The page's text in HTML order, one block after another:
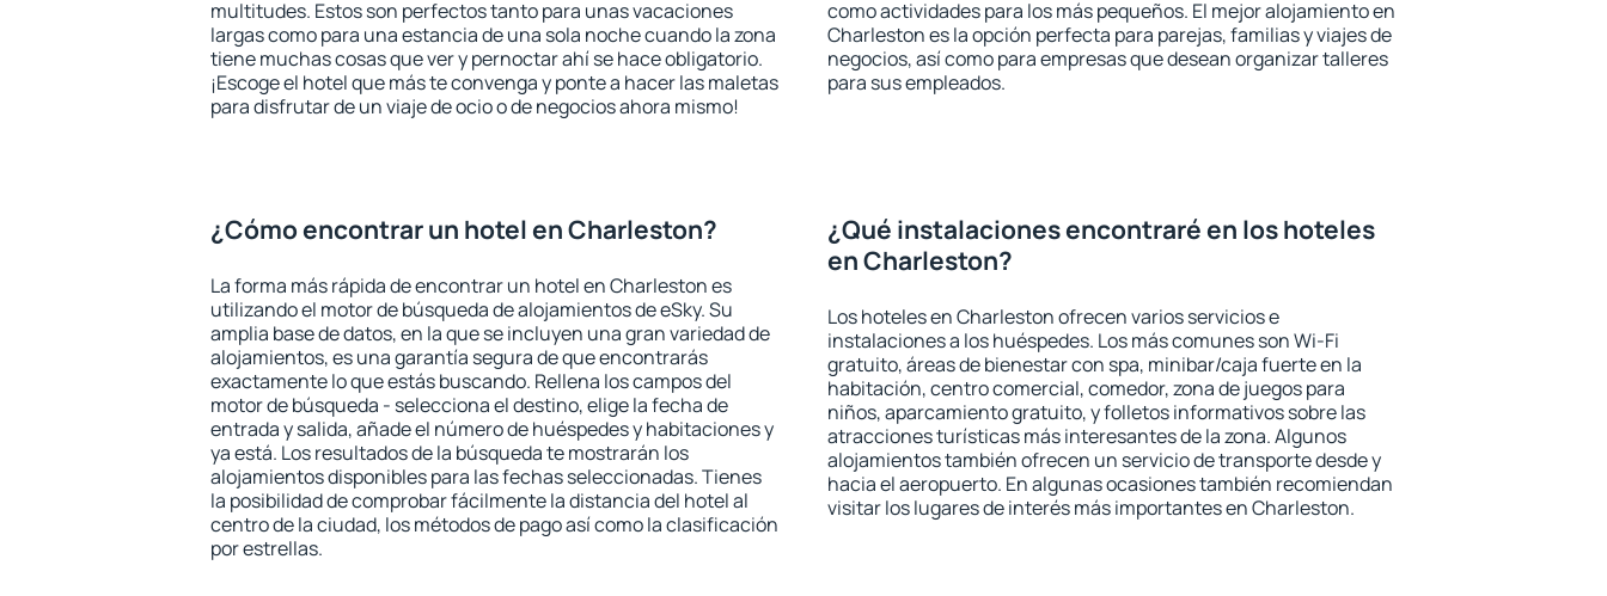
multitudes. Estos son perfectos tanto para unas vacaciones
largas como para una estancia de una sola noche cuando la zona
tiene muchas cosas que ver y pernoctar ahí se hace obligatorio.
¡Escoge el hotel que más te convenga y ponte a hacer las maletas
para disfrutar de un viaje de ocio o de negocios ahora mismo!
como actividades para los más pequeños. El mejor alojamiento en
Charleston es la opción perfecta para parejas, familias y viajes de
negocios, así como para empresas que desean organizar talleres
para sus empleados.
¿Cómo encontrar un hotel en Charleston?
La forma más rápida de encontrar un hotel en Charleston es
utilizando el motor de búsqueda de alojamientos de eSky. Su
amplia base de datos, en la que se incluyen una gran variedad de
alojamientos, es una garantía segura de que encontrarás
exactamente lo que estás buscando. Rellena los campos del
motor de búsqueda - selecciona el destino, elige la fecha de
entrada y salida, añade el número de huéspedes y habitaciones y
ya está. Los resultados de la búsqueda te mostrarán los
alojamientos disponibles para las fechas seleccionadas. Tienes
la posibilidad de comprobar fácilmente la distancia del hotel al
centro de la ciudad, los métodos de pago así como la clasificación
por estrellas.
¿Qué instalaciones encontraré en los hoteles
en Charleston?
Los hoteles en Charleston ofrecen varios servicios e
instalaciones a los huéspedes. Los más comunes son Wi-Fi
gratuito, áreas de bienestar con spa, minibar/caja fuerte en la
habitación, centro comercial, comedor, zona de juegos para
niños, aparcamiento gratuito, y folletos informativos sobre las
atracciones turísticas más interesantes de la zona. Algunos
alojamientos también ofrecen un servicio de transporte desde y
hacia el aeropuerto. En algunas ocasiones también recomiendan
visitar los lugares de interés más importantes en Charleston.